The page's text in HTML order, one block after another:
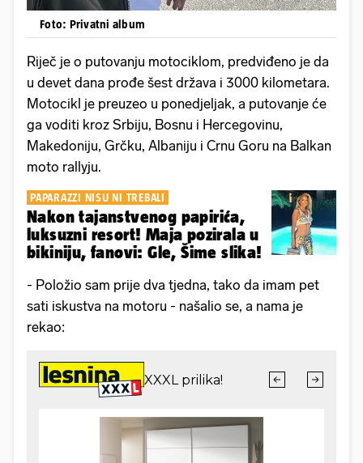
Foto: Privatni album
Riječ je o putovanju motociklom, predviđeno je da
u devet dana prođe šest država i 3000 kilometara.
Motocikl je preuzeo u ponedjeljak, a putovanje će
ga voditi kroz Srbiju, Bosnu i Hercegovinu,
Makedoniju, Grčku, Albaniju i Crnu Goru na Balkan
moto rallyju.
PAPARAZZI NISU NI TREBALI
Nakon tajanstvenog papirića,
luksuzni resort! Maja pozirala u
bikiniju, fanovi: Gle, Šime slika!
- Položio sam prije dva tjedna, tako da imam pet
sati iskustva na motoru - našalio se, a nama je
rekao: